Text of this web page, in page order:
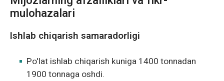
mulohazalari
Ishlab chiqarish samaradorligi
Po'lat ishlab chiqarish kuniga 1400 tonnadan
1900 tonnaga oshdi.